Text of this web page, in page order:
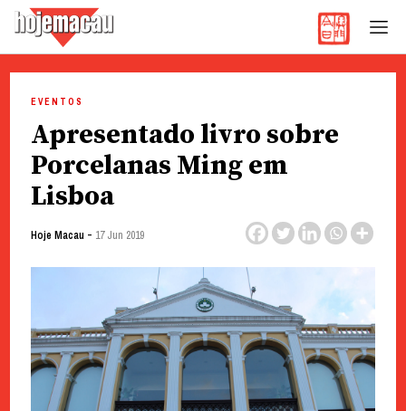
content
EVENTOS
Apresentado livro sobre
Porcelanas Ming em
Lisboa
Hoje Macau - 17 Jun 2019